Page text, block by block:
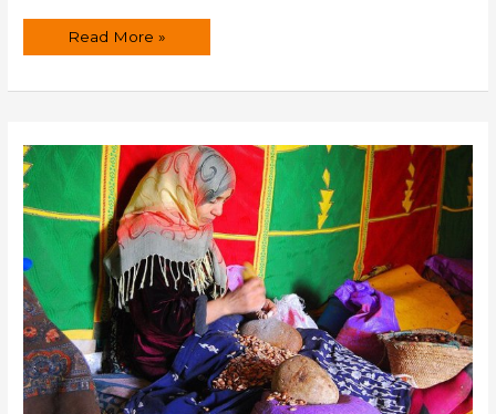
Acondicionador
cabello
karité
y
aceite
de
coco.
Read More »